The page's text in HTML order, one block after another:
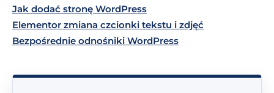
Jak dodać stronę WordPress
Elementor zmiana czcionki tekstu i zdjęć
Bezpośrednie odnośniki WordPress